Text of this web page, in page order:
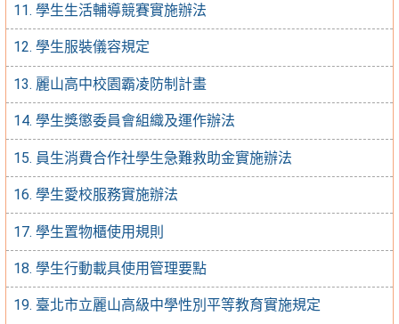
11. 學生生活輔導競賽實施辦法
12. 學生服裝儀容規定
13. 麗山高中校園霸凌防制計畫
14. 學生獎懲委員會組織及運作辦法
15. 員生消費合作社學生急難救助金實施辦法
16. 學生愛校服務實施辦法
17. 學生置物櫃使用規則
18. 學生行動載具使用管理要點
19. 臺北市立麗山高級中學性別平等教育實施規定